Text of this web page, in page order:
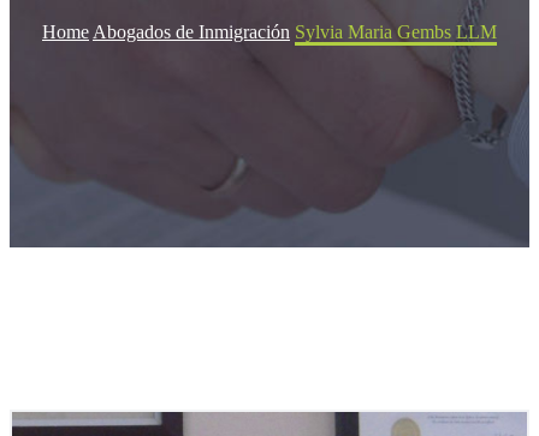
Home Abogados de Inmigración Sylvia Maria Gembs LLM